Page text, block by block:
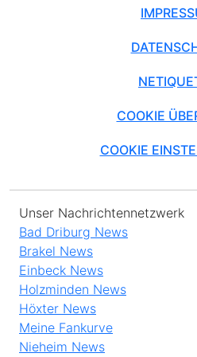
COOKIE
COOKIE
Unser Nachrichtennetzwerk
Bad Driburg News
Brakel News
Einbeck News
Holzminden News
Höxter News
Meine Fankurve
Nieheim News